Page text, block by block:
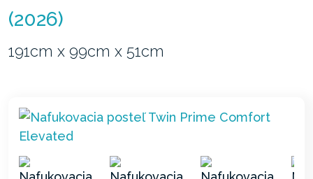
(2026)
191cm x 99cm x 51cm